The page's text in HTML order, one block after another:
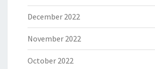
December 2022
November 2022
October 2022